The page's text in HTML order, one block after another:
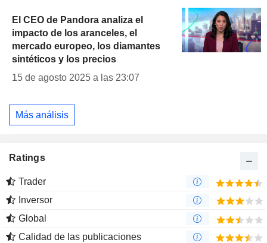
El CEO de Pandora analiza el
impacto de los aranceles, el
mercado europeo, los diamantes
sintéticos y los precios
15 de agosto 2025 a las 23:07
Más análisis
Ratings
Trader
Inversor
Global
Calidad de las publicaciones